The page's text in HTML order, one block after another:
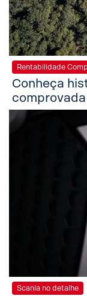
Rentabilidade
Conheça
Scania no detalhe